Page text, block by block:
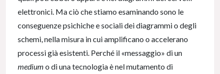
elettronici. Ma ciò che stiamo esaminando sono le
conseguenze psichiche e sociali dei diagrammi o degli
schemi, nella misura in cui amplificano o accelerano
processi già esistenti. Perché il «messaggio» di un
medium o di una tecnologia è nel mutamento di